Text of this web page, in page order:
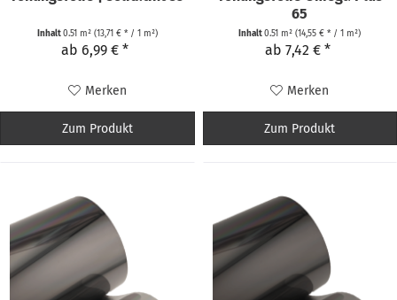
Inhalt0.51 m² (13,71 € * / 1 m²)
ab 6,99 € *
Merken
Zum Produkt
65
Inhalt0.51 m²(14,55 € * / 1 m²)
ab 7,42 € *
Merken
Zum Produkt